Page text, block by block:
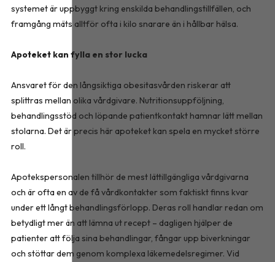
systemet är uppbyggt kring enskilda behandlingstillfällen, och
framgång mäts alltför ofta i kilo snarare än i hållbar hälsa.
Apoteket kan fylla en stor lucka
Ansvaret för den långsiktiga obesitasvården riskerar att
splittras mellan olika vårdgivare. Nutritionsuppföljning,
behandlingsstöd och löpande patientkontakt hamnar lätt mellan
stolarna. Det är precis här apoteket kan spela en mycket större
roll.
Apotekspersonalen tillhör de mest lättillgängliga vårdgivarna
och är ofta en av de få vårdkontakter som faktiskt finns kvar
under ett långt behandlingsförlopp. Deras roll handlar redan om
betydligt mer än att lämna ut recept – dagligen hjälper de
patienter att följa sina behandlingar, fångar upp biverkningar
och stöttar dem genom komplexa läkemedelsregimer. Vid